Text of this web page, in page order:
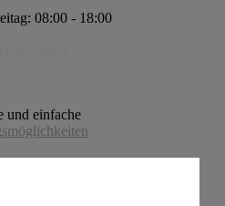
08:00 - 18:00
und einfache